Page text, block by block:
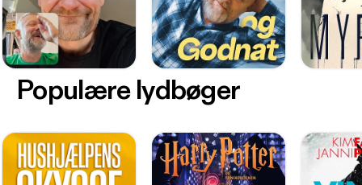
Populære lydbøger